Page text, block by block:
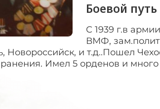
Боевой
С 1939 г.в
ВМФ,
Новороссийск, и т.д..Пошел
Имел 5 орденов и